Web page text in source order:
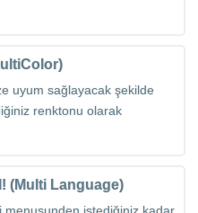
uyum sağlayacak şekilde
renktonu olarak
(Multi Language)